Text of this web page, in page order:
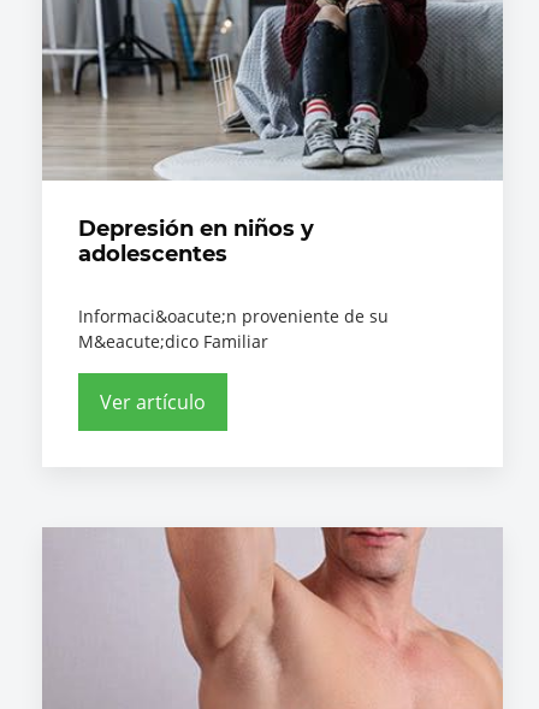
Depresión en niños y
adolescentes
Informaci&oacute;n proveniente de su
M&eacute;dico Familiar
Ver artículo